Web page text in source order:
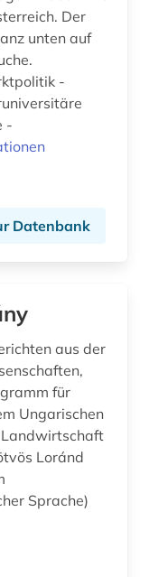
Der
unten auf
-
-
Datenbank
aus der
Ungarischen
Loránd
Sprache)